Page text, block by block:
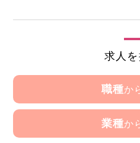
求人
職種か
業種か